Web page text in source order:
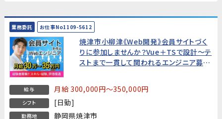
業務委託 お仕事No1109-5612
焼津市小柳津《Web開発》会員サイトづく
りに参加しませんか？Vue＋TSで設計～テ
ストまで一貫して関われるエンジニア募
給与 月給 300,000円～350,000円
シフト [日勤]
勤務地 静岡県焼津市